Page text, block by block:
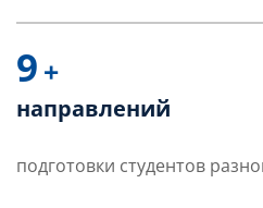
9 +
направлений
подготовки студентов